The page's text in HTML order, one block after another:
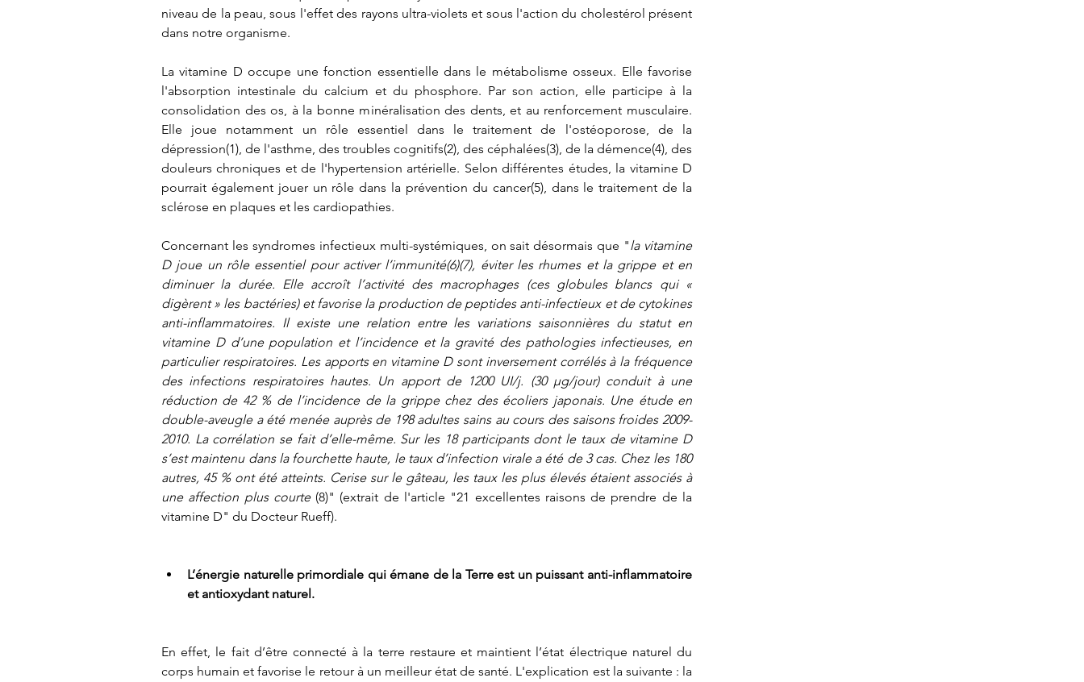
niveau de la peau, sous l'effet des rayons ultra-violets et sous l'action du cholestérol présent
dans notre organisme.
La vitamine D occupe une fonction essentielle dans le métabolisme osseux. Elle favorise
l'absorption intestinale du calcium et du phosphore. Par son action, elle participe à la
consolidation des os, à la bonne minéralisation des dents, et au renforcement musculaire.
Elle joue notamment un rôle essentiel dans le traitement de l'ostéoporose, de la
dépression(1), de l'asthme, des troubles cognitifs(2), des céphalées(3), de la démence(4), des
douleurs chroniques et de l'hypertension artérielle. Selon différentes études, la vitamine D
pourrait également jouer un rôle dans la prévention du cancer(5), dans le traitement de la
sclérose en plaques et les cardiopathies.
Concernant les syndromes infectieux multi-systémiques, on sait désormais que "la vitamine
D joue un rôle essentiel pour activer l’immunité(6)(7), éviter les rhumes et la grippe et en
diminuer la durée. Elle accroît l’activité des macrophages (ces globules blancs qui «
digèrent » les bactéries) et favorise la production de peptides anti-infectieux et de cytokines
anti-inflammatoires. Il existe une relation entre les variations saisonnières du statut en
vitamine D d’une population et l’incidence et la gravité des pathologies infectieuses, en
particulier respiratoires. Les apports en vitamine D sont inversement corrélés à la fréquence
des infections respiratoires hautes. Un apport de 1200 UI/j. (30 µg/jour) conduit à une
réduction de 42 % de l’incidence de la grippe chez des écoliers japonais. Une étude en
double-aveugle a été menée auprès de 198 adultes sains au cours des saisons froides 2009-
2010. La corrélation se fait d’elle-même. Sur les 18 participants dont le taux de vitamine D
s’est maintenu dans la fourchette haute, le taux d’infection virale a été de 3 cas. Chez les 180
autres, 45 % ont été atteints. Cerise sur le gâteau, les taux les plus élevés étaient associés à
une affection plus courte (8)" (extrait de l'article "21 excellentes raisons de prendre de la
vitamine D" du Docteur Rueff).
L’énergie naturelle primordiale qui émane de la Terre est un puissant anti-inflammatoire
et antioxydant naturel.
En effet, le fait d’être connecté à la terre restaure et maintient l’état électrique naturel du
corps humain et favorise le retour à un meilleur état de santé. L'explication est la suivante : la